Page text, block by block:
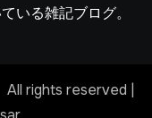
いる雑記ブログ。
rights reserved